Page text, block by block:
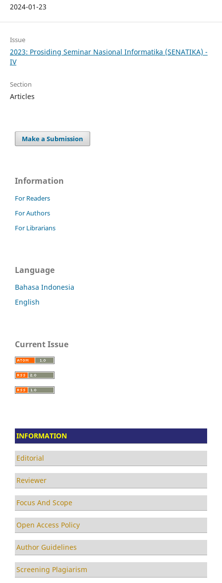
2024-01-23
Issue
2023: Prosiding Seminar Nasional Informatika (SENATIKA) -
IV
Section
Articles
Make a Submission
Information
For Readers
For Authors
For Librarians
Language
Bahasa Indonesia
English
Current Issue
INFORMATION
Editorial
Reviewer
Focus And Scope
Open Access Policy
Author Guidelines
Screening Plagiarism